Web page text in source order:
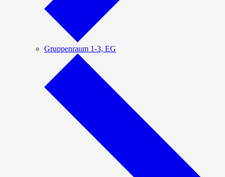
Gruppenraum 1-3, EG